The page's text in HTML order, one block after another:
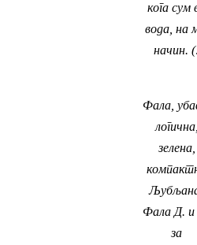
кога сум
вода, на
начин.
Фала,
логична,
зелена,
Фала Д.
за